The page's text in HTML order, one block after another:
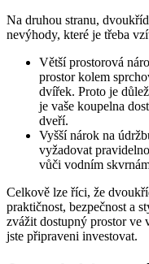
Na druhou stranu,
nevýhody, které je třeba
Větší prostorová
prostor kolem
dvířek. Proto je
je vaše koupelna
dveří.
Vyšší nárok na
vyžadovat
vůči vodním
Celkově lze říci, že
praktičnost, bezpečnost a
zvážit dostupný prostor ve
jste připraveni investovat.